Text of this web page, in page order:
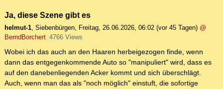
Ja, diese Szene gibt es
helmut-1, Siebenbürgen, Freitag, 26.06.2026, 06:02 (vor 45 Tagen) @
BerndBorchert 4766 Views
Wobei ich das auch an den Haaren herbeigezogen finde, wenn
dann das entgegenkommende Auto so "manipuliert" wird, dass es
auf den danebenliegenden Acker kommt und sich überschlägt.
Auch, wenn man das als "noch möglich" einstuft, die sofortige